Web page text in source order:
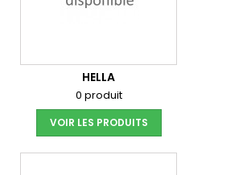
HELLA
0 produit
VOIR LES PRODUITS